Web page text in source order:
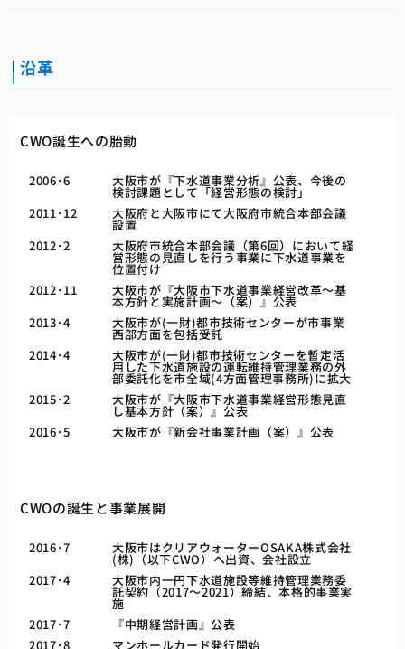
沿革
CWO誕生への胎動
2006･6 大阪市が『下水道事業分析』公表、今後の
検討課題として「経営形態の検討」
2011･12
大阪府と大阪市にて大阪府市統合本部会議
設置
2012･2
大阪府市統合本部会議（第6回）において経
営形態の見直しを行う事業に下水道事業を
位置付け
2012･11
大阪市が『大阪市下水道事業経営改革～基
本方針と実施計画～（案）』公表
2013･4
大阪市が(一財)都市技術センターが市事業
西部方面を包括受託
2014･4
大阪市が(一財)都市技術センターを暫定活
用した下水道施設の運転維持管理業務の外
部委託化を市全域(4方面管理事務所)に拡大
2015･2
大阪市が『大阪市下水道事業経営形態見直
し基本方針（案）』公表
2016･5
大阪市が『新会社事業計画（案）』公表
CWOの誕生と事業展開
2016･7 大阪市はクリアウォーターOSAKA株式会社
(株)（以下CWO）へ出資、会社設立
2017･4
大阪市内一円下水道施設等維持管理業務委
託契約（2017～2021）締結、本格的事業実
施
2017･7
『中期経営計画』公表
2017･8
マンホールカード発行開始